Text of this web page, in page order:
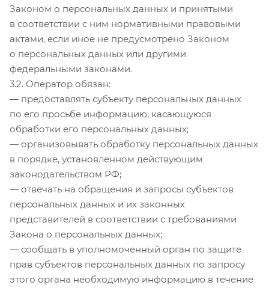
Законом о персональных данных и принятыми
в соответствии с ним нормативными правовыми
актами, если иное не предусмотрено Законом
о персональных данных или другими
федеральными законами.
3.2. Оператор обязан:
— предоставлять субъекту персональных данных
по его просьбе информацию, касающуюся
обработки его персональных данных;
— организовывать обработку персональных данных
в порядке, установленном действующим
законодательством РФ;
— отвечать на обращения и запросы субъектов
персональных данных и их законных
представителей в соответствии с требованиями
Закона о персональных данных;
— сообщать в уполномоченный орган по защите
прав субъектов персональных данных по запросу
этого органа необходимую информацию в течение